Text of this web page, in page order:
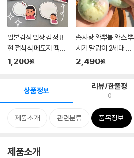
일본감성 일상 감정표
현 점착식 메모지 떽메
떡...
1,200원
솜사탕 왁뿌볼 왁스 뿌
시기 말랑이 2세대 슬
랑이...
2,490원
상품정보 리뷰/한줄평
0
제품소개 관련분류 품목정보
제품소개